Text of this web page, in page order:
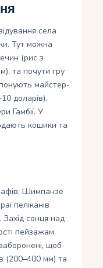
села
Тут можна
(рис з
та почути гру
майстер-
доларів),
Гамбії. У
кошики та
Шимпанзе
пеліканів
сонця над
пейзажам.
щоб
(200–400 мм) та